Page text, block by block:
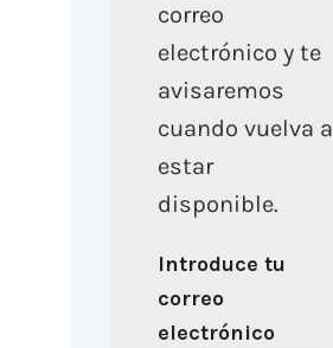
correo
electrónico y te
avisaremos
cuando vuelva a
estar
disponible.
Introduce tu
correo
electrónico